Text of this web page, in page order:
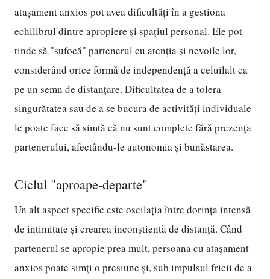
atașament anxios pot avea dificultăți în a gestiona
echilibrul dintre apropiere și spațiul personal. Ele pot
tinde să "sufocă" partenerul cu atenția și nevoile lor,
considerând orice formă de independență a celuilalt ca
pe un semn de distanțare. Dificultatea de a tolera
singurătatea sau de a se bucura de activități individuale
le poate face să simtă că nu sunt complete fără prezența
partenerului, afectându-le autonomia și bunăstarea.
Ciclul "aproape-departe"
Un alt aspect specific este oscilația între dorința intensă
de intimitate și crearea inconștientă de distanță. Când
partenerul se apropie prea mult, persoana cu atașament
anxios poate simți o presiune și, sub impulsul fricii de a